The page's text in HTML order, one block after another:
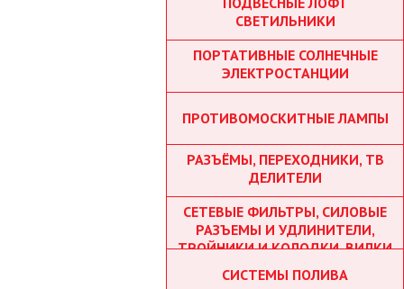
СВЕТИЛЬНИКИ
ПОРТАТИВНЫЕ СОЛНЕЧНЫЕ
ЭЛЕКТРОСТАНЦИИ
ПРОТИВОМОСКИТНЫЕ ЛАМПЫ
РАЗЪЁМЫ, ПЕРЕХОДНИКИ, ТВ
ДЕЛИТЕЛИ
СЕТЕВЫЕ ФИЛЬТРЫ, СИЛОВЫЕ
РАЗЪЕМЫ И УДЛИНИТЕЛИ,
ТРОЙНИКИ И КОЛОДКИ, ВИЛКИ
СИСТЕМЫ ПОЛИВА